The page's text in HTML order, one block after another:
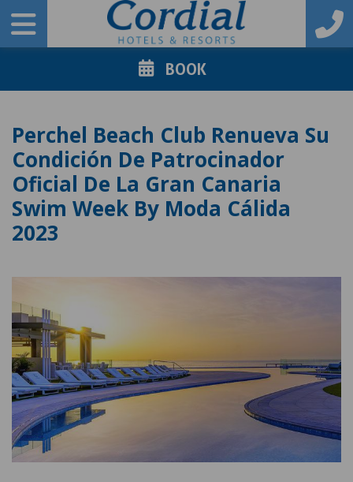
BOOK
Perchel Beach Club Renueva Su
Condición De Patrocinador
Oficial De La Gran Canaria
Swim Week By Moda Cálida
2023